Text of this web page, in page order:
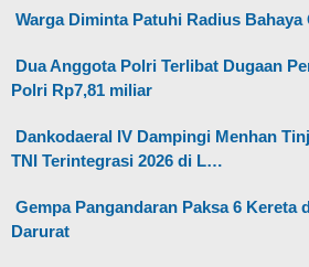
Warga Diminta Patuhi Radius
Dua Anggota Polri Terlibat Dugaan
Polri Rp7,81 miliar
Dankodaeral IV Dampingi Menhan
TNI Terintegrasi 2026 di L…
Gempa Pangandaran Paksa 6 Kereta
Darurat